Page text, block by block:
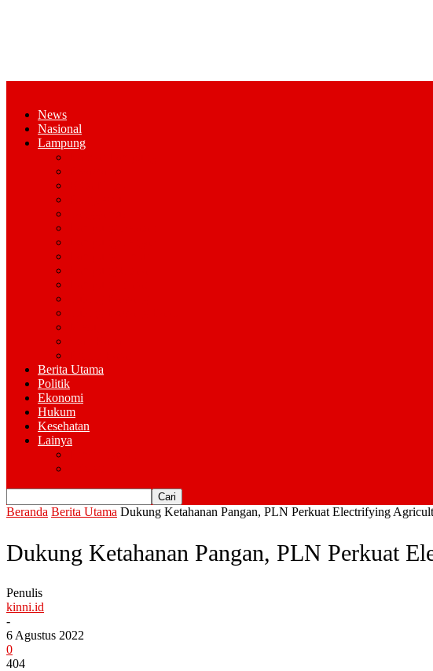
News
Nasional
Lampung
Berita Utama
Politik
Ekonomi
Hukum
Kesehatan
Lainya
Beranda Berita Utama Dukung Ketahanan Pangan, PLN Perkuat Electrifying
Dukung Ketahanan Pangan, PLN Perkuat
Penulis
kinni.id
-
6 Agustus 2022
0
404